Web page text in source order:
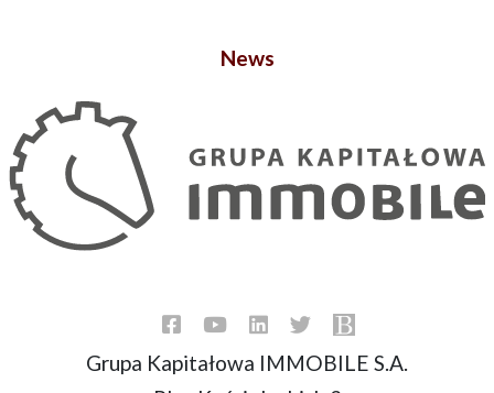
News
Grupa Kapitałowa IMMOBILE S.A.